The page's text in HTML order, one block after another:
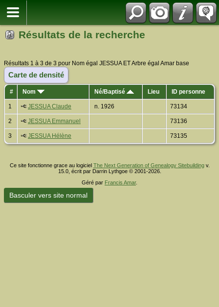
Résultats de la recherche
Résultats 1 à 3 de 3 pour Nom égal JESSUA ET Arbre égal Amar base
Carte de densité
# Nom Né/Baptisé Lieu ID personne
1 JESSUA Claude n. 1926 73134
2 JESSUA Emmanuel 73136
3 JESSUA Hélène 73135
Ce site fonctionne grace au logiciel The Next Generation of Genealogy Sitebuildingv.
15.0, écrit par Darrin Lythgoe © 2001-2026.
Géré par Francis Amar.
Basculer vers site normal